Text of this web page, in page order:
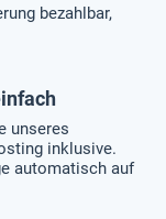
bezahlbar,
unseres
inklusive.
automatisch auf